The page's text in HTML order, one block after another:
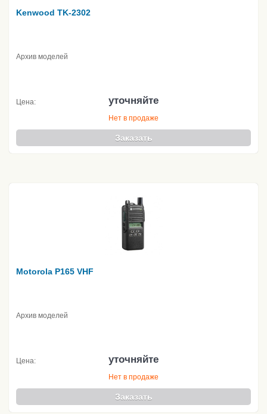
Kenwood TK-2302
Архив моделей
Цена: уточняйте
Нет в продаже
Заказать
Motorola P165 VHF
Архив моделей
Цена: уточняйте
Нет в продаже
Заказать